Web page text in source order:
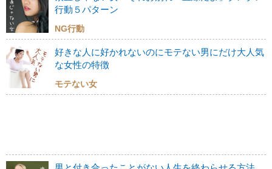
行動５パターン
NG行動
好きな人に好かれないのにモテない男にだけ大人気
な女性の特徴
モテない女